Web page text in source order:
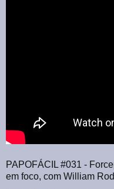
PAPOFÁCIL #031 -
em foco, com William